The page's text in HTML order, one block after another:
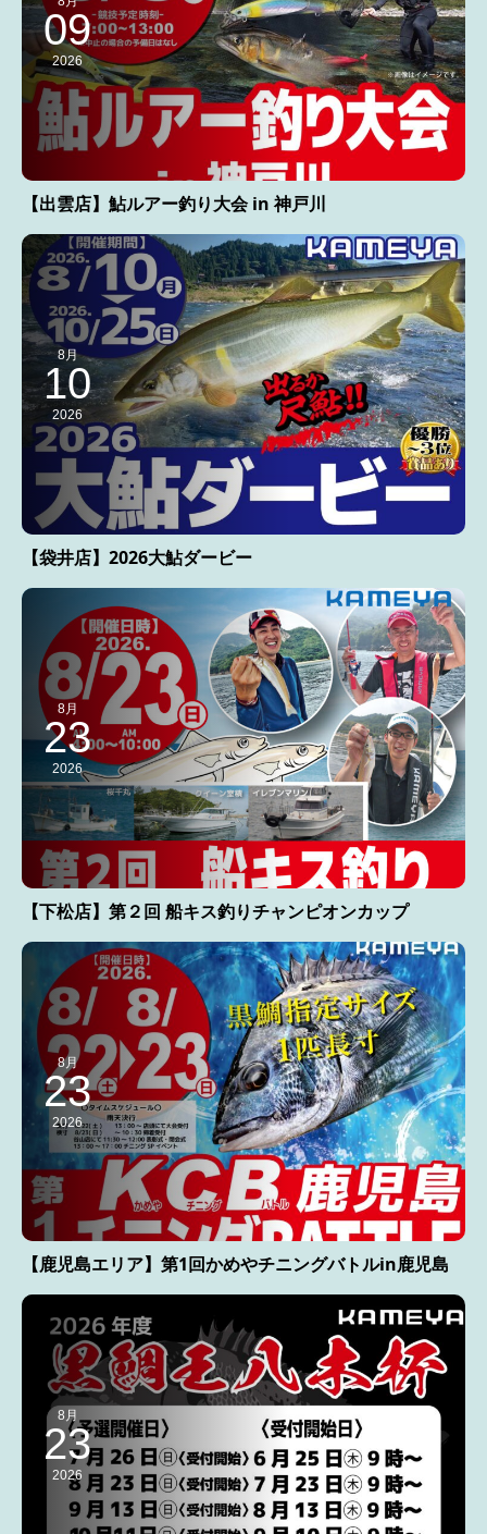
09
2026
【出雲店】鮎ルアー釣り大会 in 神戸川
8月
10
2026
【袋井店】2026大鮎ダービー
8月
23
2026
【下松店】第２回 船キス釣りチャンピオンカップ
8月
23
2026
【鹿児島エリア】第1回かめやチニングバトルin鹿児島
8月
23
2026